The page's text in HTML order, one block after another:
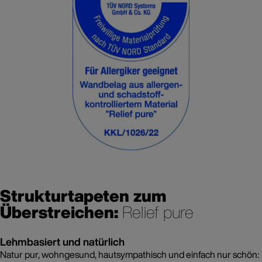
Strukturtapeten zum
Überstreichen:Relief pure
Lehmbasiert und natürlich
Natur pur, wohngesund, hautsympathisch und einfach nur schön: